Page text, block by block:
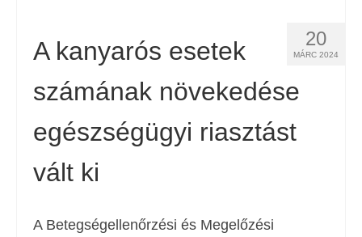
20
MÁRC 2024
A kanyarós esetek
számának növekedése
egészségügyi riasztást
vált ki
A Betegségellenőrzési és Megelőzési